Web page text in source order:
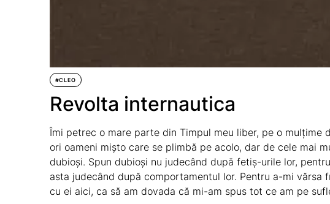
#CLEO
Revolta internautica
Îmi petrec o mare parte din Timpul meu liber, pe o mulțime
ori oameni mișto care se plimbă pe acolo, dar de cele mai
dubioși. Spun dubioși nu judecând după fetiș-urile lor,
asta judecând după comportamentul lor. Pentru a-mi vărsa
cu ei aici, ca să am dovada că mi-am spus tot ce am pe